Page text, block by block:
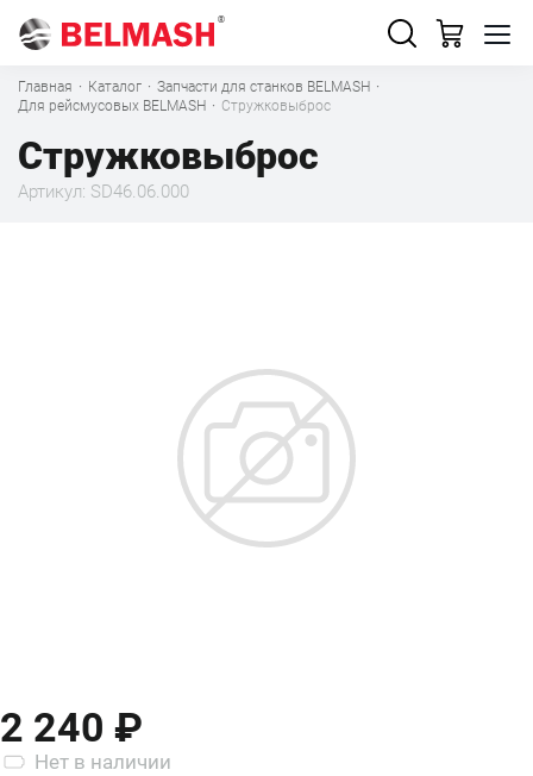
Главная · Каталог · Запчасти для станков BELMASH ·
Для рейсмусовых BELMASH · Стружковыброс
Стружковыброс
Артикул: SD46.06.000
2 240 ₽
Нет в наличии